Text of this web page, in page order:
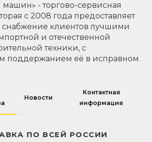
- торгово-сервисная
с 2008 года предоставляет
снабжение клиентов лучшими
и отечественной
техники, с
поддержанием её в исправном
Новости
Контактная
информация
ПО ВСЕЙ РОССИИ